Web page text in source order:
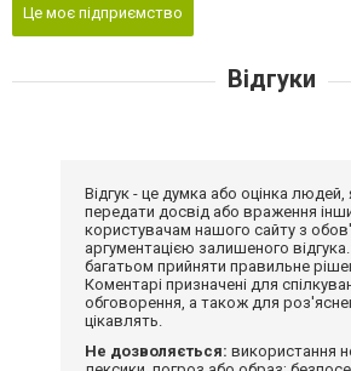
Це моє підприємство
Відгуки
Відгук - це думка або оцінка
передати досвід або враження
користувачам нашого сайту з
аргументацією залишеного
багатьом прийняти правильне
Коментарі призначені для
обговорення, а також для
цікавлять.
Не дозволяється: використання